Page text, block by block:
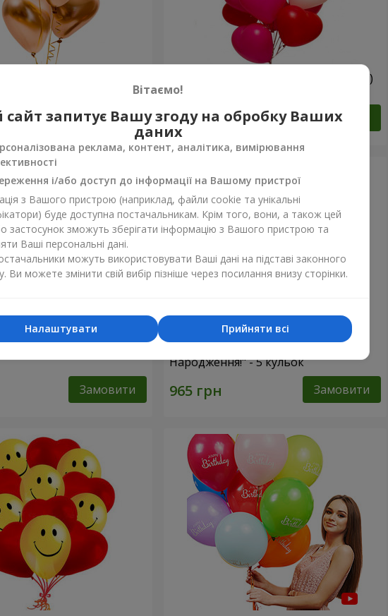
hearts”
Замовити
15 гелієвих кульок (у формі сердець)
Замовити
Замовити
Народження!" - 5 кульок
Замовити
Вітаємо!
сайт запитує Вашу згоду на обробку Ваших
даних
реклама, контент, аналітика, вимірювання
і/або доступ до інформації на Вашому пристрої
з Вашого пристрою (наприклад, файли cookie та унікальні
буде доступна постачальникам. Крім того, вони, а також цей
застосунок зможуть зберігати інформацію з Вашого пристрою та
Ваші персональні дані.
можуть використовувати Ваші дані на підставі законного
Ви можете змінити свій вибір пізніше через посилання внизу сторінки.
Прийняти всі
Налаштувати